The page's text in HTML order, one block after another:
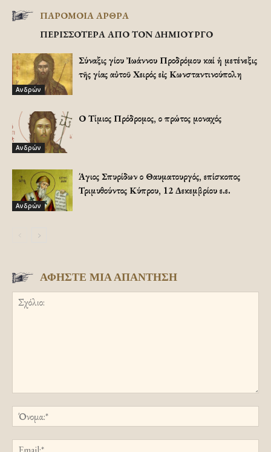
ΠΑΡΟΜΟΙΑ ΑΡΘΡΑ
ΠΕΡΙΣΣΟΤΕΡΑ ΑΠΟ ΤΟΝ ΔΗΜΙΟΥΡΓΟ
Ανδρών
Σύναξις Ἁγίου Ἰωάννου Προδρόμου καί ἡ μετένεξις
τῆς Ἁγίας αὐτοῦ Χειρός εἰς Κωνσταντινούπολη
Ανδρών
Ο Τίμιος Πρόδρομος, ο πρώτος μοναχός
Ανδρών
Άγιος Σπυρίδων ο Θαυματουργός, επίσκοπος
Τριμυθούντος Κύπρου, 12 Δεκεμβρίου ε.ε.
ΑΦΗΣΤΕ ΜΙΑ ΑΠΑΝΤΗΣΗ